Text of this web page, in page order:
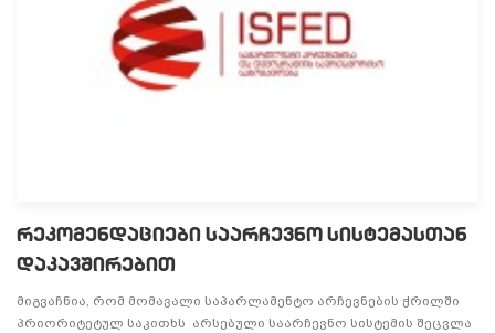
რეკომენდაციები საარჩევნო სისტემასთან
დაკავშირებით
მიგვაჩნია, რომ მომავალი საპარლამენტო არჩევნების ჭრილში
პრიორიტეტულ საკითხს არსებული საარჩევნო სისტემის შეცვლა